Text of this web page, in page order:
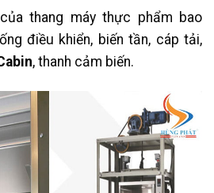
thang máy thực phẩm bao
điều khiển, biến tần, cáp tải,
, thanh cảm biến.